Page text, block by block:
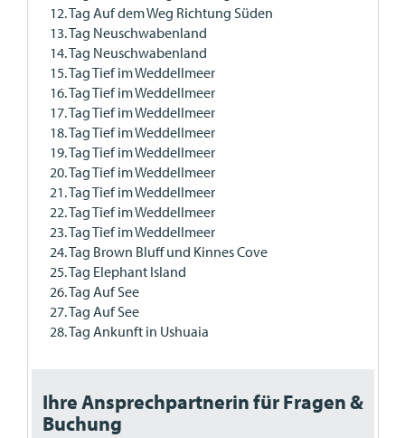
12. Tag Auf dem Weg Richtung Süden
13. Tag Neuschwabenland
14. Tag Neuschwabenland
15. Tag Tief im Weddellmeer
16. Tag Tief im Weddellmeer
17. Tag Tief im Weddellmeer
18. Tag Tief im Weddellmeer
19. Tag Tief im Weddellmeer
20. Tag Tief im Weddellmeer
21. Tag Tief im Weddellmeer
22. Tag Tief im Weddellmeer
23. Tag Tief im Weddellmeer
24. Tag Brown Bluff und Kinnes Cove
25. Tag Elephant Island
26. Tag Auf See
27. Tag Auf See
28. Tag Ankunft in Ushuaia
Ihre Ansprechpartnerin für Fragen &
Buchung